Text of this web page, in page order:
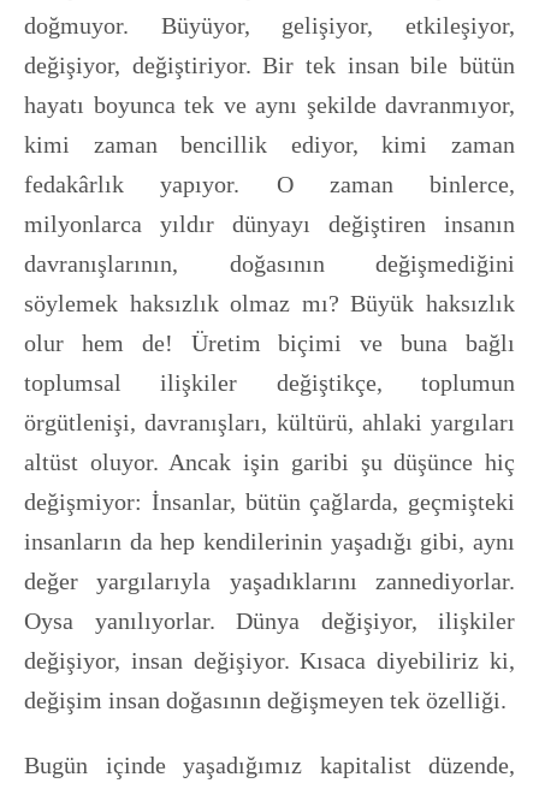
doğmuyor. Büyüyor, gelişiyor, etkileşiyor,
değişiyor, değiştiriyor. Bir tek insan bile bütün
hayatı boyunca tek ve aynı şekilde davranmıyor,
kimi zaman bencillik ediyor, kimi zaman
fedakârlık yapıyor. O zaman binlerce,
milyonlarca yıldır dünyayı değiştiren insanın
davranışlarının, doğasının değişmediğini
söylemek haksızlık olmaz mı? Büyük haksızlık
olur hem de! Üretim biçimi ve buna bağlı
toplumsal ilişkiler değiştikçe, toplumun
örgütlenişi, davranışları, kültürü, ahlaki yargıları
altüst oluyor. Ancak işin garibi şu düşünce hiç
değişmiyor: İnsanlar, bütün çağlarda, geçmişteki
insanların da hep kendilerinin yaşadığı gibi, aynı
değer yargılarıyla yaşadıklarını zannediyorlar.
Oysa yanılıyorlar. Dünya değişiyor, ilişkiler
değişiyor, insan değişiyor. Kısaca diyebiliriz ki,
değişim insan doğasının değişmeyen tek özelliği.
Bugün içinde yaşadığımız kapitalist düzende,